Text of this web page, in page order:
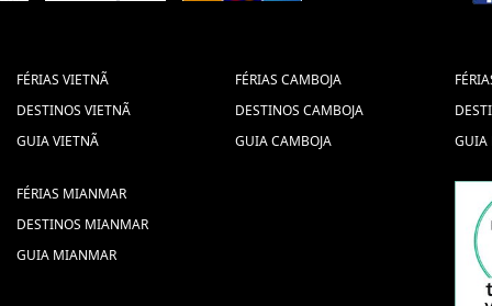
FÉRIAS VIETNÃ
DESTINOS VIETNÃ
GUIA VIETNÃ
FÉRIAS CAMBOJA
DESTINOS CAMBOJA
GUIA CAMBOJA
GUIA
FÉRIAS MIANMAR
DESTINOS MIANMAR
GUIA MIANMAR